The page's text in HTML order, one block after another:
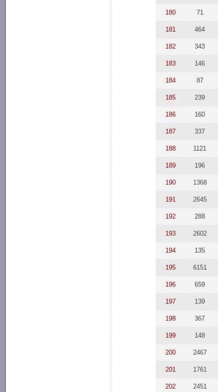
180 71
181 464
182 343
183 146
184 87
185 239
186 160
187 337
188 1121
189 196
190 1368
191 2645
192 288
193 2602
194 135
195 6151
196 659
197 139
198 367
199 148
200 2467
201 1761
202 2451